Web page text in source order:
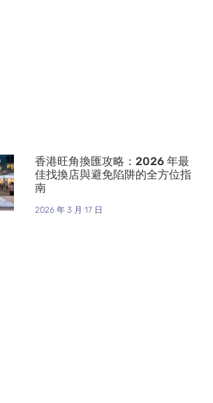
香港旺角換匯攻略：2026 年最
佳找換店與避免陷阱的全方位指
南
2026 年 3 月 17 日